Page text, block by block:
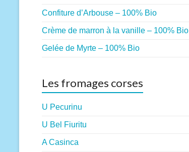
Confiture d’Arbouse – 100% Bio
Crème de marron à la vanille – 100% Bio
Gelée de Myrte – 100% Bio
Les fromages corses
U Pecurinu
U Bel Fiuritu
A Casinca